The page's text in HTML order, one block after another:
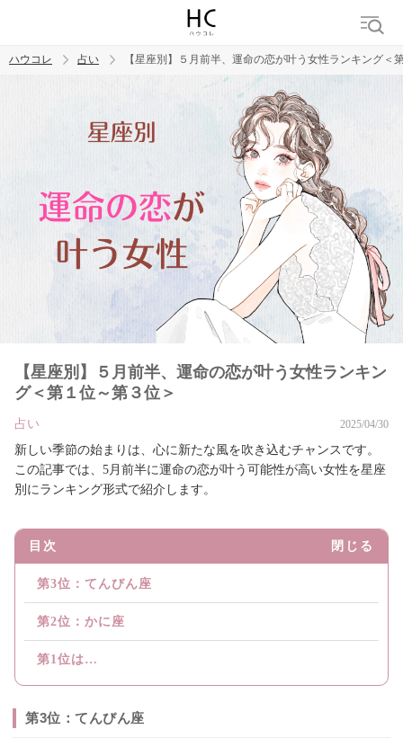
ハウコレ 占い 【星座別】５月前半、運命の恋が叶う女性ランキング＜
【星座別】５月前半、運命の恋が叶う女性ランキン
グ＜第１位～第３位＞
占い 2025/04/30
新しい季節の始まりは、心に新たな風を吹き込むチャンスです。
この記事では、5月前半に運命の恋が叶う可能性が高い女性を星座
別にランキング形式で紹介します。
目次 閉じる
第3位：てんびん座
第2位：かに座
第1位は…
第3位：てんびん座